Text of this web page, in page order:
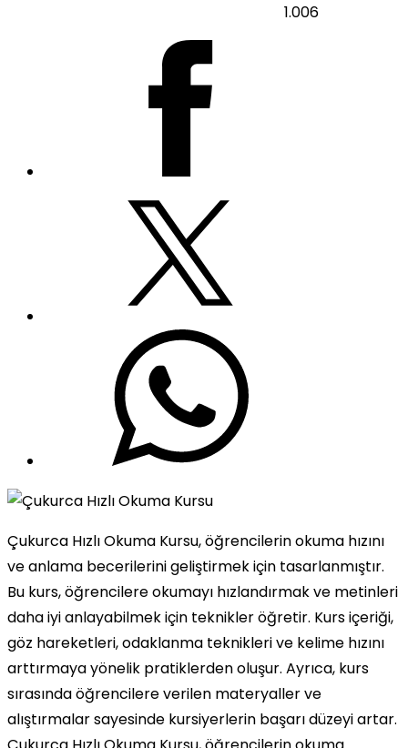
1.006
Çukurca Hızlı Okuma Kursu, öğrencilerin okuma hızını
ve anlama becerilerini geliştirmek için tasarlanmıştır.
Bu kurs, öğrencilere okumayı hızlandırmak ve metinleri
daha iyi anlayabilmek için teknikler öğretir. Kurs içeriği,
göz hareketleri, odaklanma teknikleri ve kelime hızını
arttırmaya yönelik pratiklerden oluşur. Ayrıca, kurs
sırasında öğrencilere verilen materyaller ve
alıştırmalar sayesinde kursiyerlerin başarı düzeyi artar.